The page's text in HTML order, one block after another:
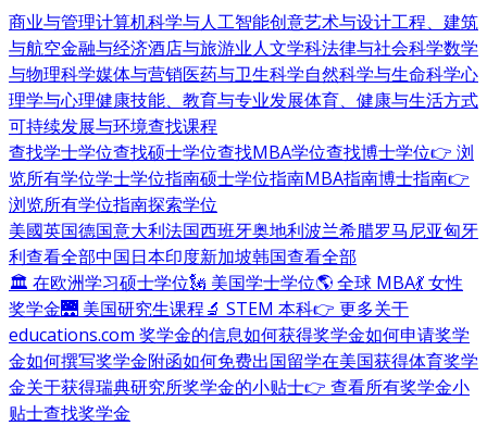
商业与管理计算机科学与人工智能创意艺术与设计工程、建筑
与航空金融与经济酒店与旅游业人文学科法律与社会科学数学
与物理科学媒体与营销医药与卫生科学自然科学与生命科学心
理学与心理健康技能、教育与专业发展体育、健康与生活方式
可持续发展与环境查找课程
查找学士学位查找硕士学位查找MBA学位查找博士学位👉 浏
览所有学位学士学位指南硕士学位指南MBA指南博士指南👉
浏览所有学位指南探索学位
美國英国德国意大利法国西班牙奥地利波兰希腊罗马尼亚匈牙
利查看全部中国日本印度新加坡韩国查看全部
🏛 在欧洲学习硕士学位🗽 美国学士学位🌎 全球 MBA💃 女性
奖学金🌉 美国研究生课程🔬 STEM 本科👉 更多关于
educations.com 奖学金的信息如何获得奖学金如何申请奖学
金如何撰写奖学金附函如何免费出国留学在美国获得体育奖学
金关于获得瑞典研究所奖学金的小贴士👉 查看所有奖学金小
贴士查找奖学金